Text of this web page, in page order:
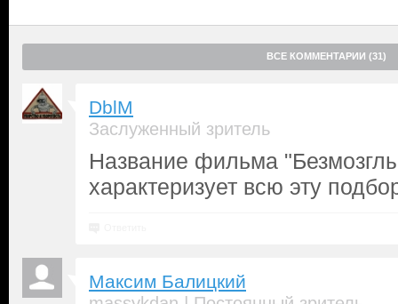
ВСЕ КОММЕНТАРИИ (31)
DblM
Заслуженный зритель
Название фильма
характеризует всю эту
Максим Балицкий